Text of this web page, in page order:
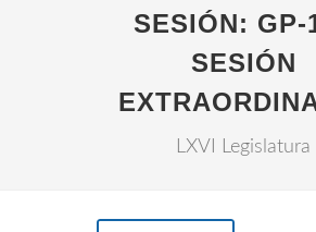
SESIÓN: GP-
SESIÓN
LXVI Legislatura